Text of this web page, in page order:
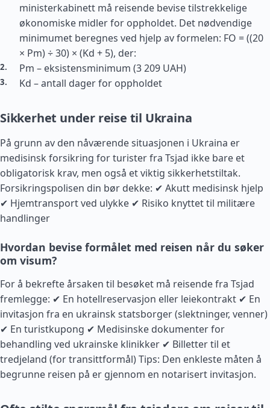
ministerkabinett må reisende bevise tilstrekkelige
økonomiske midler for oppholdet. Det nødvendige
minimumet beregnes ved hjelp av formelen: FO = ((20
× Pm) ÷ 30) × (Kd + 5), der:
Pm – eksistensminimum (3 209 UAH)
Kd – antall dager for oppholdet
Sikkerhet under reise til Ukraina
På grunn av den nåværende situasjonen i Ukraina er
medisinsk forsikring for turister fra Tsjad ikke bare et
obligatorisk krav, men også et viktig sikkerhetstiltak.
Forsikringspolisen din bør dekke: ✔ Akutt medisinsk hjelp
✔ Hjemtransport ved ulykke ✔ Risiko knyttet til militære
handlinger
Hvordan bevise formålet med reisen når du søker
om visum?
For å bekrefte årsaken til besøket må reisende fra Tsjad
fremlegge: ✔ En hotellreservasjon eller leiekontrakt ✔ En
invitasjon fra en ukrainsk statsborger (slektninger, venner)
✔ En turistkupong ✔ Medisinske dokumenter for
behandling ved ukrainske klinikker ✔ Billetter til et
tredjeland (for transittformål) Tips: Den enkleste måten å
begrunne reisen på er gjennom en notarisert invitasjon.